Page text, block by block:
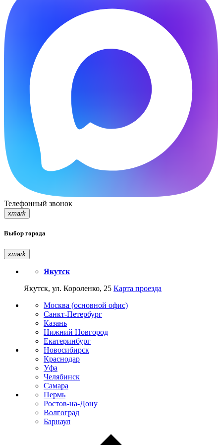
Телефонный звонок
xmark
Выбор города
xmark
Якутск
Якутск, ул. Короленко, 25 Карта проезда
Москва (основной офис)
Санкт-Петербург
Казань
Нижний Новгород
Екатеринбург
Новосибирск
Краснодар
Уфа
Челябинск
Самара
Пермь
Ростов-на-Дону
Волгоград
Барнаул